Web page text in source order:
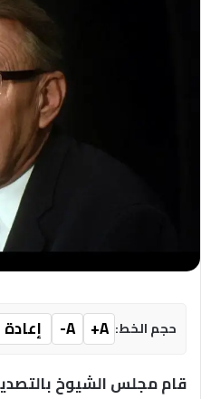
حجم الخط: A+
A-
قام مجلس الشيوخ